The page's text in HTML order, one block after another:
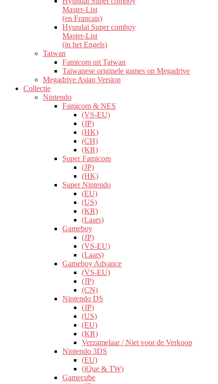
Master-List
(en Français)
Hyundai Super comboy
Master-List
(in het Engels)
Taiwan
Famicom uit Taiwan
Taiwanese originele games op Megadrive
Megadrive Asian Version
Collectie
Nintendo
Famicom & NES
(VS-EU)
(JP)
(HK)
(CH)
(KR)
Super Famicom
(JP)
(HK)
Super Nintendo
(EU)
(US)
(KR)
(Laars)
Gameboy
(JP)
(VS-EU)
(Laars)
Gameboy Advance
(VS-EU)
(JP)
(CN)
Nintendo DS
(JP)
(US)
(EU)
(KR)
Verzamelaar / Niet voor de Verkoop
Nintendo 3DS
(EU)
(iQue & TW)
Gamecube